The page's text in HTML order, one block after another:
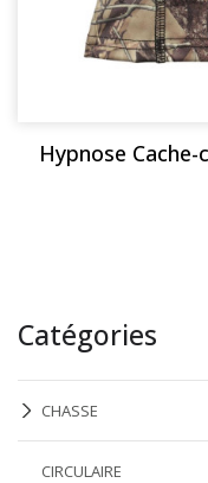
Catégories
CHASSE
CIRCULAIRE
Hypnose